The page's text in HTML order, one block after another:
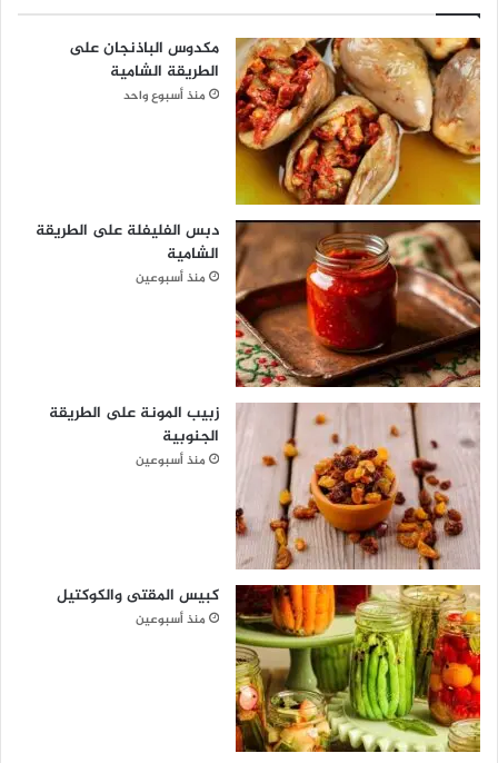
مكدوس الباذنجان على
الطريقة الشامية
منذ أسبوع واحد
دبس الفليفلة على الطريقة
الشامية
منذ أسبوعين
زبيب المونة على الطريقة
الجنوبية
منذ أسبوعين
كبيس المقتى والكوكتيل
منذ أسبوعين